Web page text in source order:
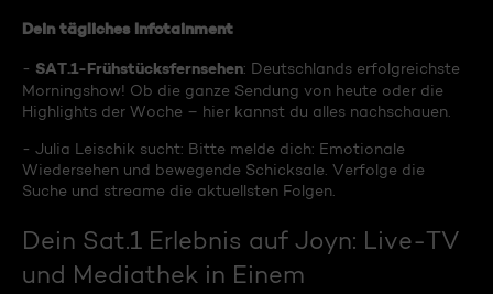
Dein tägliches Infotainment
- SAT.1-Frühstücksfernsehen: Deutschlands erfolgreichste
Morningshow! Ob die ganze Sendung von heute oder die
Highlights der Woche – hier kannst du alles nachschauen.
- Julia Leischik sucht: Bitte melde dich: Emotionale
Wiedersehen und bewegende Schicksale. Verfolge die
Suche und streame die aktuellsten Folgen.
Dein Sat.1 Erlebnis auf Joyn: Live-TV
und Mediathek in Einem